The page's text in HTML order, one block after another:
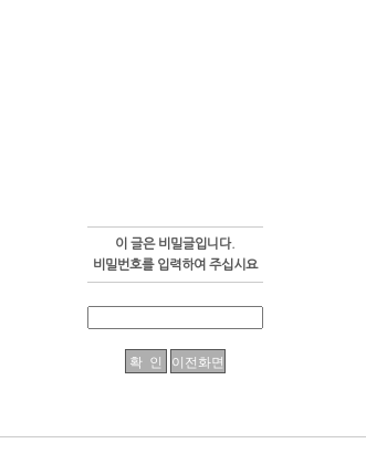
이 글은 비밀글입니다.
비밀번호를 입력하여 주십시요